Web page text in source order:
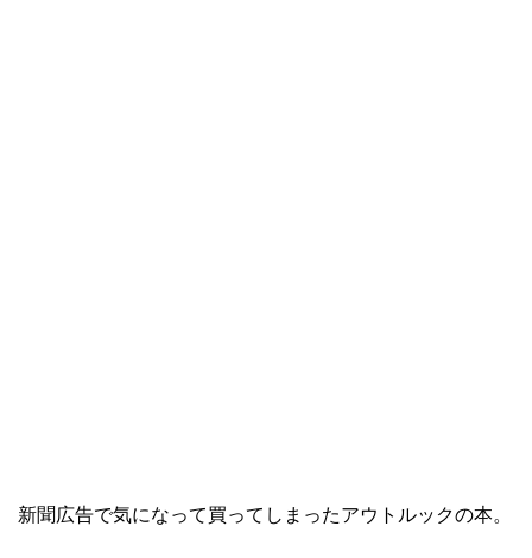
新聞広告で気になって買ってしまったアウトルックの本。